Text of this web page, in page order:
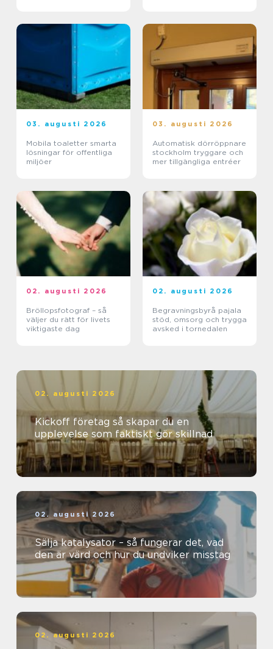
03. augusti 2026
Mobila toaletter smarta
lösningar för offentliga
miljöer
03. augusti 2026
Automatisk dörröppnare
stockholm tryggare och
mer tillgängliga entréer
02. augusti 2026
Bröllopsfotograf – så
väljer du rätt för livets
viktigaste dag
02. augusti 2026
Begravningsbyrå pajala
stöd, omsorg och trygga
avsked i tornedalen
02. augusti 2026
Kickoff företag så skapar du en
upplevelse som faktiskt gör skillnad
02. augusti 2026
Sälja katalysator – så fungerar det, vad
den är värd och hur du undviker misstag
02. augusti 2026